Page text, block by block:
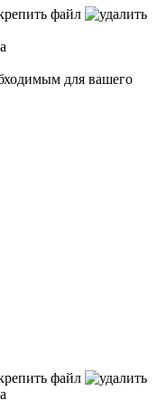
файл
для вашего
файл